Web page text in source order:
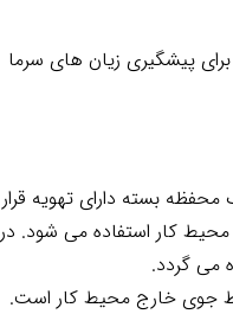
پیشگیری زیان های سرما
بسته دارای تهویه قرار
کار استفاده می شود. در
می گردد.
جوی خارج محیط کار است.